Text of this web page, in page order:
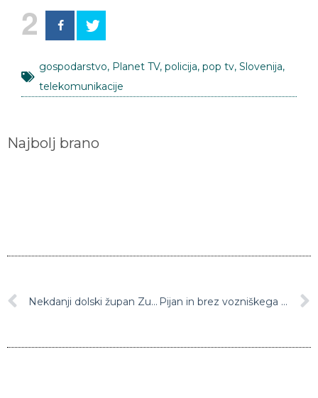
2
gospodarstvo, Planet TV, policija, pop tv, Slovenija,
telekomunikacije
Najbolj brano
Nekdanji dolski župan Zupančič obsojen zaradi zlorabe položaja Pijan in brez vozniškega dovoljenja do smrti zbil kolesarja in pobegnil